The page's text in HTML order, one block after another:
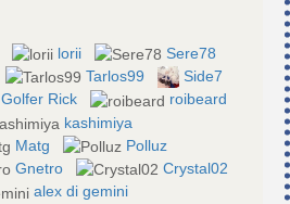
lorii
Sere78
Tarlos99
Side7
Golfer Rick
roibeard
kashimiya
Matg
Polluz
Gnetro
Crystal02
alex di gemini